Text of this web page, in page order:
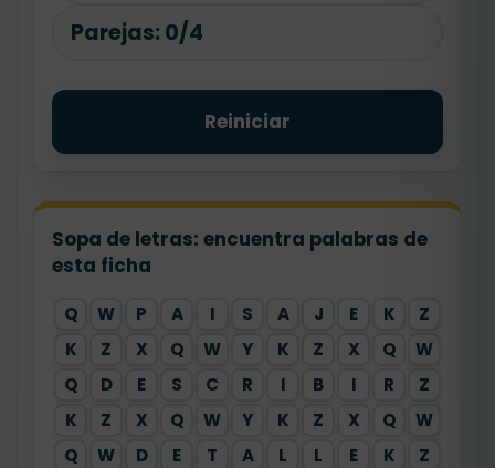
Parejas: 0/4
Reiniciar
Sopa de letras: encuentra palabras de
esta ficha
Q W P A I S A J E K
Z
K
Z X Q W Y K Z X Q
W
Q
D E S C R I B I R
Z
K
Z X Q W Y K Z X Q
W
Q
W D E T A L L E K
Z